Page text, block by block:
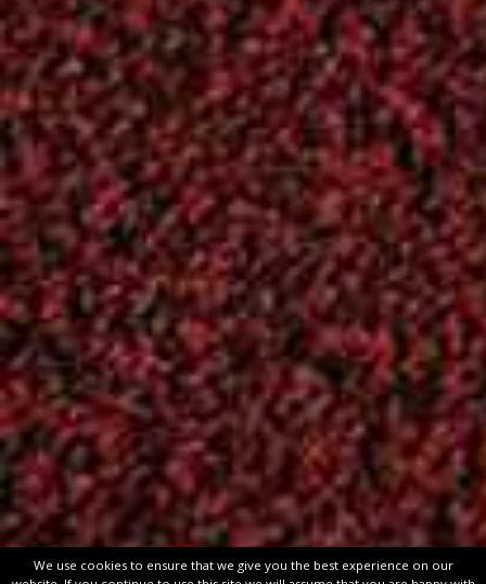
Kατηγορίες
Αρχείο(266)
Ενημέρωση (262)
ΚΥΡΙΑΚΙΔΕΙΑ(61)
Επικοινωνία
ΟΔΟΣ: Καλλιγά 77
Φιλοθέη, Αθήνα
Τ.Κ.: 15237
Τηλ/fax : 210-68 41
218
email:
aof1956@gmail.com
Χάρτης
Βρείτε μας
Χάρτη!
Powered byGoogle
Widget
Copyright © 2026Aθλητικός Όμιλος Φιλοθέης. All rights